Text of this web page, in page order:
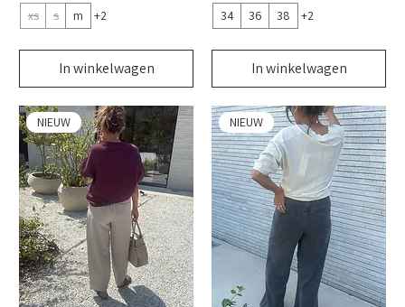
xs s m +2
In winkelwagen
34 36 38 +2
In winkelwagen
NIEUW NIEUW